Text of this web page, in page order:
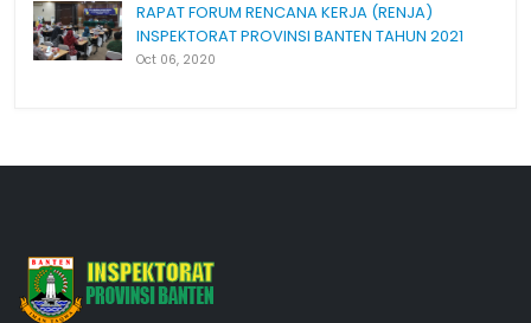
RAPAT FORUM RENCANA KERJA (RENJA)
INSPEKTORAT PROVINSI BANTEN TAHUN 2021
Oct 06, 2020